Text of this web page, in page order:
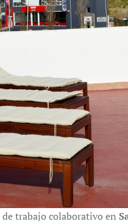
trabajo colaborativo en